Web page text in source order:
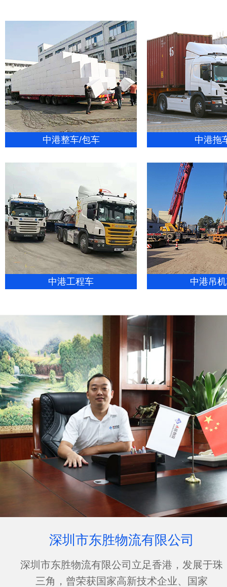
中港整车/包车 中港拖
中港工程车 中港吊
深圳市东胜物流有限公司
深圳市东胜物流有限公司立足香港，发展于珠
三角，曾荣获国家高新技术企业、国家